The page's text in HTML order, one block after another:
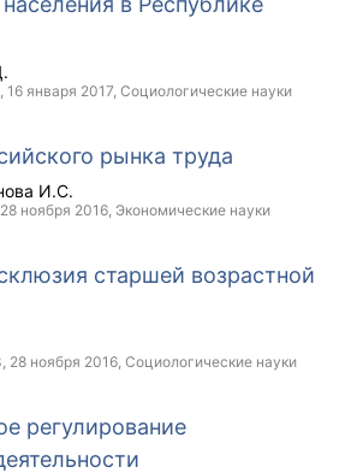
16 января 2017, Социологические науки
рынка труда
И.С.
28 ноября 2016, Экономические науки
старшей возрастной
28 ноября 2016, Социологические науки
регулирование